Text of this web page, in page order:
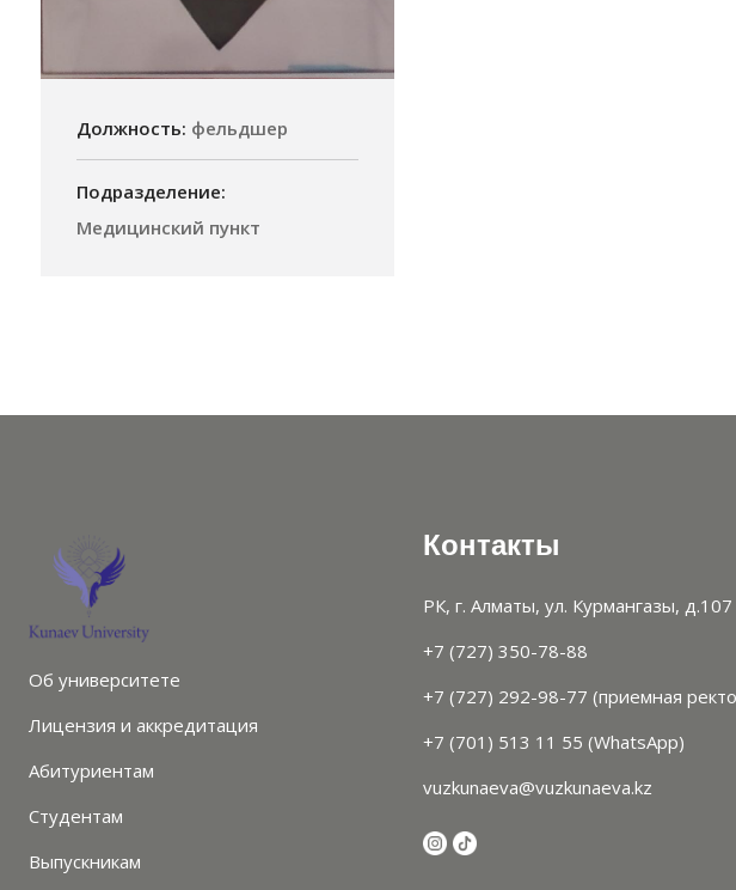
Должность: фельдшер
Подразделение:
Медицинский пункт
Об университете
Лицензия и аккредитация
Абитуриентам
Студентам
Выпускникам
Контакты
РК, г. Алматы, ул. Курмангазы, д.107
+7 (727) 350-78-88
+7 (727) 292-98-77 (приемная
+7 (701) 513 11 55 (WhatsApp)
vuzkunaeva@vuzkunaeva.kz